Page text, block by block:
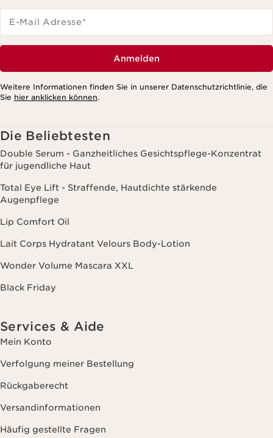
E-Mail Adresse*
Anmelden
Weitere Informationen finden Sie in unserer Datenschutzrichtlinie, die
Sie hier anklicken können.
Die Beliebtesten
Double Serum - Ganzheitliches Gesichtspflege-Konzentrat
für jugendliche Haut
Total Eye Lift - Straffende, Hautdichte stärkende
Augenpflege
Lip Comfort Oil
Lait Corps Hydratant Velours Body-Lotion
Wonder Volume Mascara XXL
Black Friday
Services & Aide
Mein Konto
Verfolgung meiner Bestellung
Rückgaberecht
Versandinformationen
Häufig gestellte Fragen